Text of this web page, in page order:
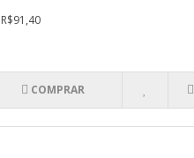
R$91,40
COMPRAR